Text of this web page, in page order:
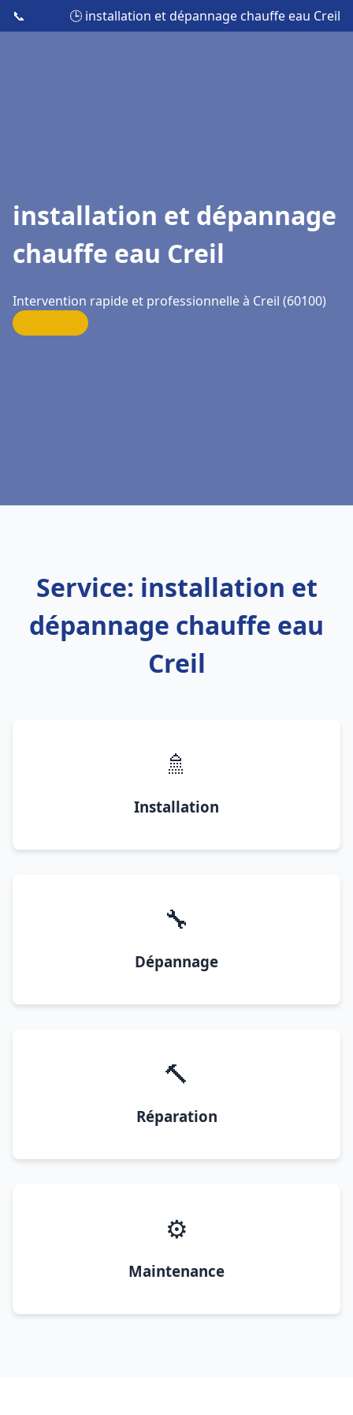
📞 🕒 installation et dépannage chauffe eau Creil
installation et dépannage
chauffe eau Creil
Intervention rapide et professionnelle à Creil (60100)
Service: installation et
dépannage chauffe eau
Creil
🚿
Installation
🔧
Dépannage
🔨
Réparation
⚙️
Maintenance